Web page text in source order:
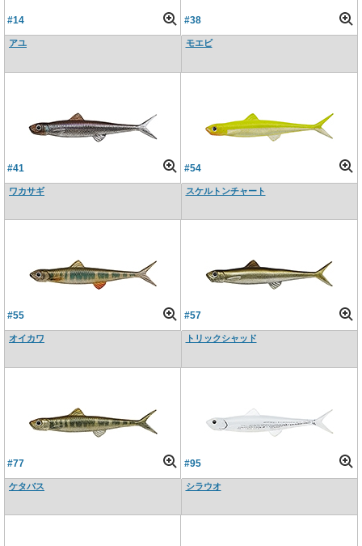
#14
アユ
#38
モエビ
#41
ワカサギ
#54
スケルトンチャート
#55
オイカワ
#57
トリックシャッド
#77
ケタバス
#95
シラウオ